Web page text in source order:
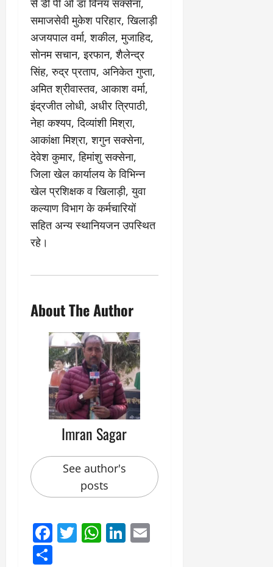
से डी पी ओ डॉ विनय सक्सेना,
समाजसेवी मुकेश परिहार, खिलाड़ी
अजयपाल वर्मा, शकील, मुजाहिद,
सोनम सचान, इरफान, शैलेन्द्र
सिंह, रुद्र प्रताप, अनिकेत गुप्ता,
अमित श्रीवास्तव, आकाश वर्मा,
इंद्रजीत लोधी, अधीर त्रिपाठी,
नेहा कश्यप, दिव्यांशी मिश्रा,
आकांक्षा मिश्रा, शगुन सक्सेना,
देवेश कुमार, हिमांशु सक्सेना,
जिला खेल कार्यालय के विभिन्न
खेल प्रशिक्षक व खिलाड़ी, युवा
कल्याण विभाग के कर्मचारियों
सहित अन्य स्थानियजन उपस्थित
रहे।
About The Author
Imran Sagar
See author's
posts
Facebook
Twitter
WhatsApp
LinkedIn